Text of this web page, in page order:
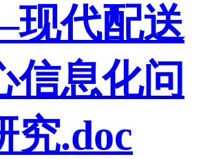
代配送
信息化问
究.doc